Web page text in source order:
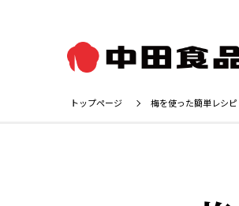
トップページ 梅を使った簡単レシピ